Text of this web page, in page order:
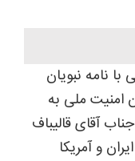
قالیباف: اجازه
نامه نبویان
امنیت ملی به
آقای قالیباف
و آمریکا